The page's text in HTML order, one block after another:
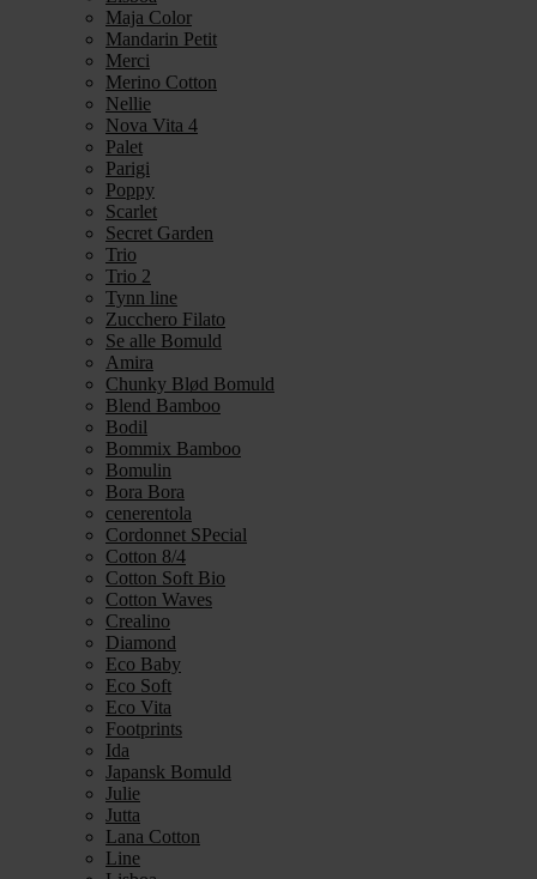
Maja Color
Mandarin Petit
Merci
Merino Cotton
Nellie
Nova Vita 4
Palet
Parigi
Poppy
Scarlet
Secret Garden
Trio
Trio 2
Tynn line
Zucchero Filato
Se alle Bomuld
Amira
Chunky Blød Bomuld
Blend Bamboo
Bodil
Bommix Bamboo
Bomulin
Bora Bora
cenerentola
Cordonnet SPecial
Cotton 8/4
Cotton Soft Bio
Cotton Waves
Crealino
Diamond
Eco Baby
Eco Soft
Eco Vita
Footprints
Ida
Japansk Bomuld
Julie
Jutta
Lana Cotton
Line